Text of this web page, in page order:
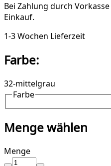
Bei Zahlung durch Vorkasse
Einkauf.
1-3 Wochen Lieferzeit
Farbe:
32-mittelgrau
Farbe
Menge wählen
Menge